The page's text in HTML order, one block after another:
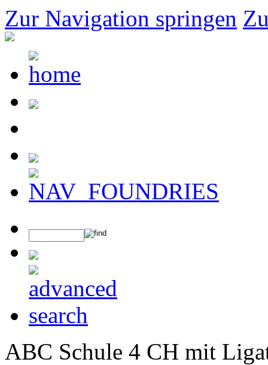
Zur Navigation springen
ABC Schule 4 CH mit